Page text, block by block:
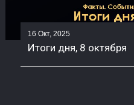
16 Окт, 2025
Итоги дня, 8 октября